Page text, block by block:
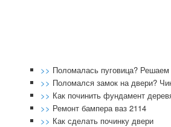
>> Поломалась пуговица? Решаем
>> Поломался замок на двери?
>> Как починить фундамент
>> Ремонт бампера ваз 2114
>> Как сделать починку двери